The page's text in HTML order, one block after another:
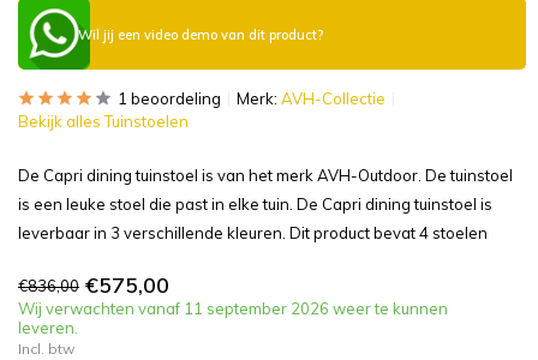
Wil jij een video demo van dit product?
1 beoordeling Merk: AVH-Collectie
Bekijk alles Tuinstoelen
De Capri dining tuinstoel is van het merk AVH-Outdoor. De tuinstoel
is een leuke stoel die past in elke tuin. De Capri dining tuinstoel is
leverbaar in 3 verschillende kleuren. Dit product bevat 4 stoelen
€836,00 €575,00
Wij verwachten vanaf 11 september 2026 weer te kunnen
leveren.
Incl. btw